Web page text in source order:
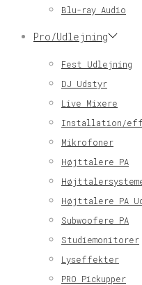
Blu-ray Audio
Pro/Udlejning
Fest Udlejning
DJ Udstyr
Live Mixere
Installation/
Mikrofoner
Højttalere PA
Højttalere PA
Subwoofere PA
Studiemonitorer
Lyseffekter
PRO Pickupper